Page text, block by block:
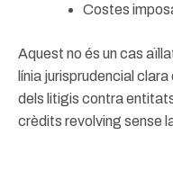
Costes
Aquest no és un cas
línia jurisprudencial
dels litigis contra
crèdits revolving sense